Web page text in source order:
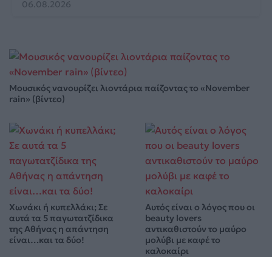
06.08.2026
Μουσικός νανουρίζει λιοντάρια παίζοντας το «November
rain» (βίντεο)
Χωνάκι ή κυπελλάκι; Σε
αυτά τα 5 παγωτατζίδικα
της Αθήνας η απάντηση
είναι…και τα δύο!
Αυτός είναι ο λόγος που οι
beauty lovers
αντικαθιστούν το μαύρο
μολύβι με καφέ το
καλοκαίρι